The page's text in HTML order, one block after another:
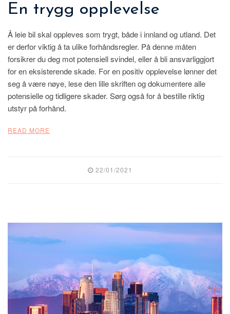
En trygg opplevelse
Å leie bil skal oppleves som trygt, både i innland og utland. Det
er derfor viktig å ta ulike forhåndsregler. På denne måten
forsikrer du deg mot potensiell svindel, eller å bli ansvarliggjort
for en eksisterende skade. For en positiv opplevelse lønner det
seg å være nøye, lese den lille skriften og dokumentere alle
potensielle og tidligere skader. Sørg også for å bestille riktig
utstyr på forhånd.
READ MORE
22/01/2021